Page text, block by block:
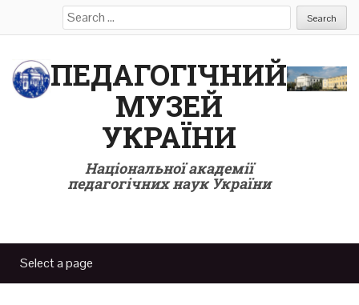
Search
for:
ПЕДАГОГІЧНИЙ
МУЗЕЙ
УКРАЇНИ
Національної академії
педагогічних наук України